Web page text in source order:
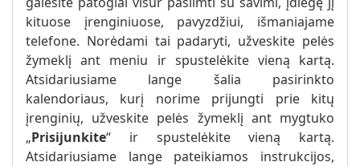
kituose įrenginiuose, pavyzdžiui, išmaniajame
telefone. Norėdami tai padaryti, užveskite pelės
žymeklį ant meniu ir spustelėkite vieną kartą.
Atsidariusiame lange šalia pasirinkto
kalendoriaus, kurį norime prijungti prie kitų
įrenginių, užveskite pelės žymeklį ant mygtuko
„Prisijunkite“ ir spustelėkite vieną kartą.
Atsidariusiame lange pateikiamos instrukcijos,